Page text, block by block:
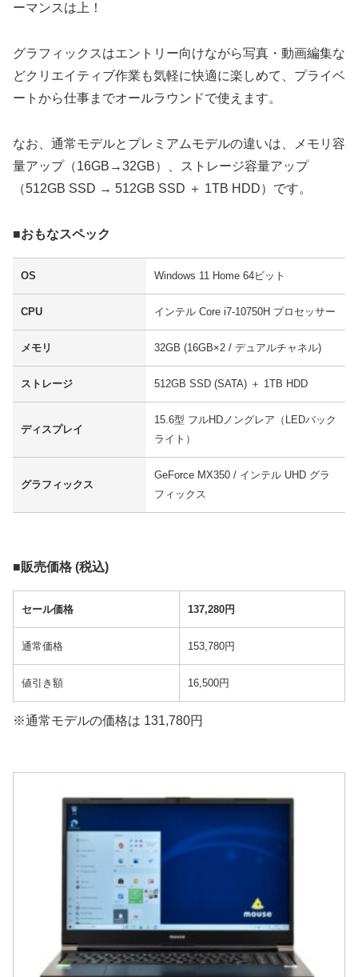
ーマンスは上！
グラフィックスはエントリー向けながら写真・動画編集な
どクリエイティブ作業も気軽に快適に楽しめて、プライベ
ートから仕事までオールラウンドで使えます。
なお、通常モデルとプレミアムモデルの違いは、メモリ容
量アップ（16GB→32GB）、ストレージ容量アップ
（512GB SSD → 512GB SSD ＋ 1TB HDD）です。
■おもなスペック
OS Windows 11 Home 64ビット
CPU インテル Core i7-10750H プロセッサー
メモリ 32GB (16GB×2 / デュアルチャネル)
ストレージ 512GB SSD (SATA) ＋ 1TB HDD
ディスプレイ
15.6型 フルHDノングレア（LEDバック
ライト）
グラフィックス
GeForce MX350 / インテル UHD グラ
フィックス
■販売価格 (税込)
セール価格 137,280円
通常価格 153,780円
値引き額 16,500円
※通常モデルの価格は 131,780円